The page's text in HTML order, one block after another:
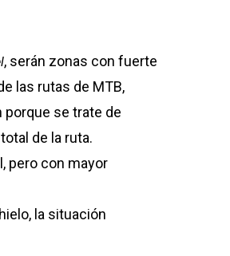
, serán zonas con fuerte
las rutas de MTB,
porque se trate de
de la ruta.
pero con mayor
la situación